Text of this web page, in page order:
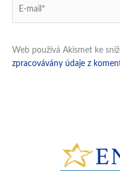
Web používá Akismet ke
zpracovávány údaje z